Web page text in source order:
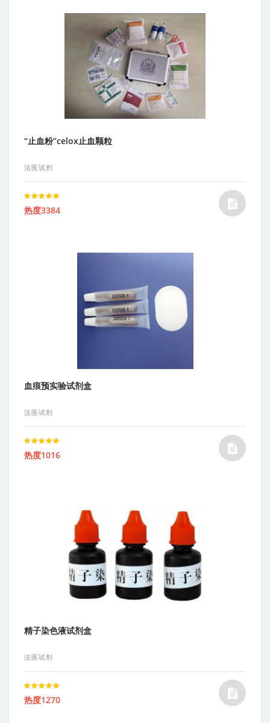
“止血粉”celox止血颗粒
法医试剂
Rated
5.00out of 5
热度3384
血痕预实验试剂盒
法医试剂
Rated
5.00out of 5
热度1016
精子染色液试剂盒
法医试剂
Rated
5.00out of 5
热度1270